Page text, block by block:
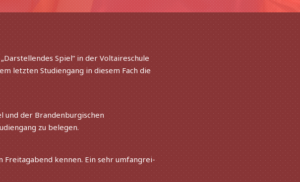
Spiel“ in der Voltaireschule
letz­ten Studiengang in diesem Fach die
und der Brandenburgischen
zu belegen.
Freitagabend kennen. Ein sehr umfang­rei­